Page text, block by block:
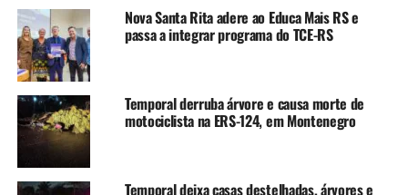
“A Semana da Alimentação
no Sesc Canoas é uma
oportunidade de aprender,
refletir e agir. Promover
uma alimentação saudável
e sustentável é investir em
Nova Santa Rita adere ao Educa Mais RS e
passa a integrar programa do TCE-RS
Temporal derruba árvore e causa morte de
motociclista na ERS-124, em Montenegro
Temporal deixa casas destelhadas, árvores e